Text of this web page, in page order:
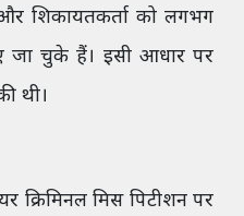
शिकायतकर्ता को लगभग
जा चुके हैं। इसी आधार पर
थी।
क्रिमिनल मिस पिटीशन पर